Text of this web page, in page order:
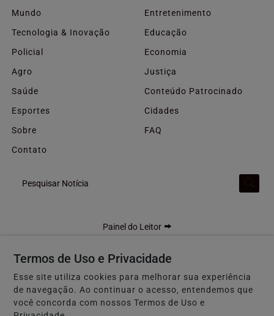
Mundo
Entretenimento
Tecnologia & Inovação
Educação
Policial
Economia
Agro
Justiça
Saúde
Conteúdo Patrocinado
Esportes
Cidades
Sobre
FAQ
Contato
Pesquisar Notícia
Painel do Leitor
F5 GOIÁS - Todos os direitos reservados
Termos de Uso e Privacidade
Termos de Uso e Privacidade
Esse site utiliza cookies para melhorar sua experiência
de navegação. Ao continuar o acesso, entendemos que
você concorda com nossos Termos de Uso e